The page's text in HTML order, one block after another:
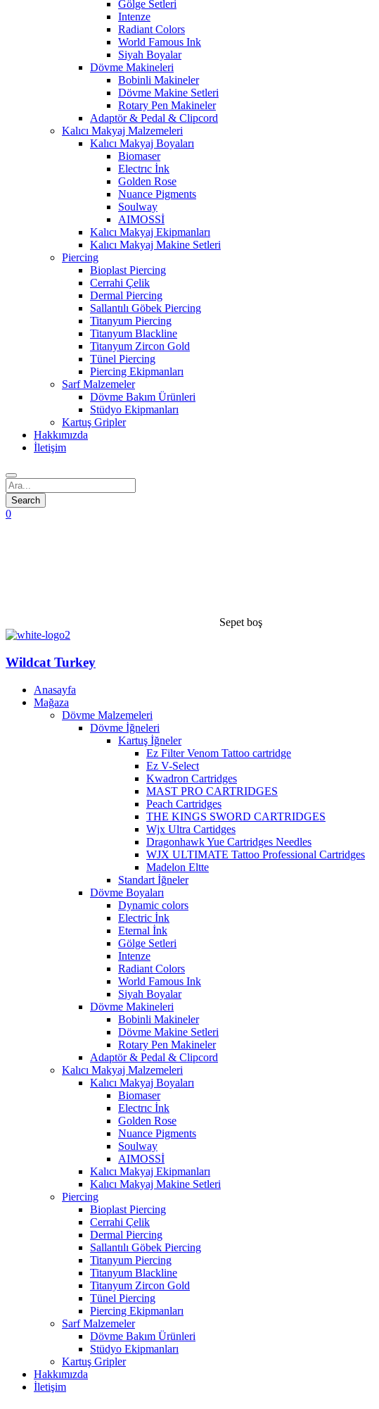
Gölge Setleri
Intenze
Radiant Colors
World Famous Ink
Siyah Boyalar
Dövme Makineleri
Bobinli Makineler
Dövme Makine Setleri
Rotary Pen Makineler
Adaptör & Pedal & Clipcord
Kalıcı Makyaj Malzemeleri
Kalıcı Makyaj Boyaları
Biomaser
Electrıc İnk
Golden Rose
Nuance Pigments
Soulway
AIMOSSİ
Kalıcı Makyaj Ekipmanları
Kalıcı Makyaj Makine Setleri
Piercing
Bioplast Piercing
Cerrahi Çelik
Dermal Piercing
Sallantılı Göbek Piercing
Titanyum Piercing
Titanyum Blackline
Titanyum Zircon Gold
Tünel Piercing
Piercing Ekipmanları
Sarf Malzemeler
Dövme Bakım Ürünleri
Stüdyo Ekipmanları
Kartuş Gripler
Hakkımızda
İletişim
0
Sepet boş
Wildcat Turkey
Anasayfa
Mağaza
Dövme Malzemeleri
Dövme İğneleri
Kartuş İğneler
Ez Filter Venom Tattoo cartridge
Ez V-Select
Kwadron Cartridges
MAST PRO CARTRIDGES
Peach Cartridges
THE KINGS SWORD CARTRIDGES
Wjx Ultra Cartidges
Dragonhawk Yue Cartridges Needles
WJX ULTIMATE Tattoo Professional Cartridges
Madelon Eltte
Standart İğneler
Dövme Boyaları
Dynamic colors
Electric İnk
Eternal İnk
Gölge Setleri
Intenze
Radiant Colors
World Famous Ink
Siyah Boyalar
Dövme Makineleri
Bobinli Makineler
Dövme Makine Setleri
Rotary Pen Makineler
Adaptör & Pedal & Clipcord
Kalıcı Makyaj Malzemeleri
Kalıcı Makyaj Boyaları
Biomaser
Electrıc İnk
Golden Rose
Nuance Pigments
Soulway
AIMOSSİ
Kalıcı Makyaj Ekipmanları
Kalıcı Makyaj Makine Setleri
Piercing
Bioplast Piercing
Cerrahi Çelik
Dermal Piercing
Sallantılı Göbek Piercing
Titanyum Piercing
Titanyum Blackline
Titanyum Zircon Gold
Tünel Piercing
Piercing Ekipmanları
Sarf Malzemeler
Dövme Bakım Ürünleri
Stüdyo Ekipmanları
Kartuş Gripler
Hakkımızda
İletişim